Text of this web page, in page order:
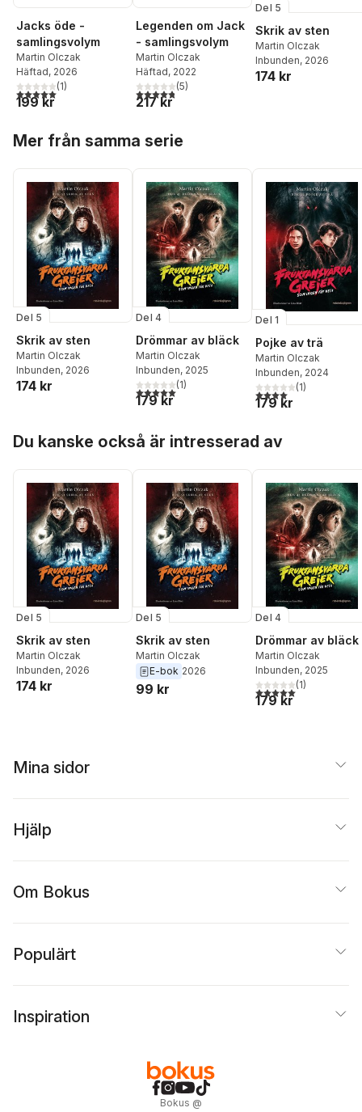
Jacks öde -
samlingsvolym
Martin Olczak
Häftad, 2026
5,0utav 5 stjärnor. Totalt antal röster:
(1)
199 kr
Legenden om Jack
- samlingsvolym
Martin Olczak
Häftad, 2022
4,8utav 5 stjärnor. Totalt antal röster:
(5)
217 kr
Del 5
Skrik av sten
Martin Olczak
Inbunden, 2026
174 kr
Mer från samma serie
Del 5
Skrik av sten
Martin Olczak
Inbunden, 2026
174 kr
Del 4
Drömmar av bläck
Martin Olczak
Inbunden, 2025
5,0utav 5 stjärnor. Totalt antal röster:
(1)
179 kr
Del 1
Pojke av trä
Martin Olczak
Inbunden, 2024
4,0utav 5 stjärnor.
(1)
179 kr
Du kanske också är intresserad av
Del 5
Skrik av sten
Martin Olczak
Inbunden, 2026
174 kr
Del 5
Skrik av sten
Martin Olczak
E-bok 2026
99 kr
Del 4
Drömmar av bläck
Martin Olczak
Inbunden, 2025
5,0utav 5 stjärnor.
(1)
179 kr
Mina sidor
Hjälp
Om Bokus
Populärt
Inspiration
Bokus @